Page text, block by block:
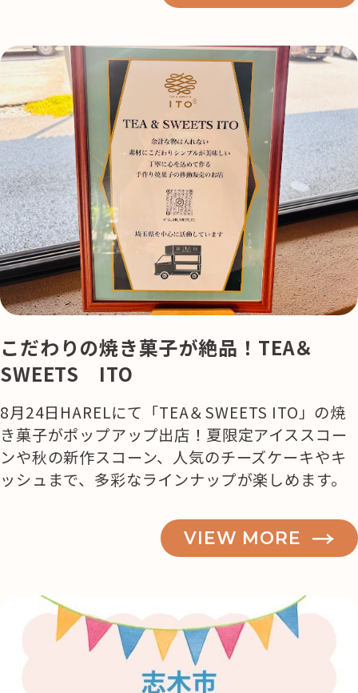
こだわりの焼き菓子が絶品！TEA＆
SWEETS ITO
8月24日HARELにて「TEA＆SWEETS ITO」の焼
き菓子がポップアップ出店！夏限定アイススコー
ンや秋の新作スコーン、人気のチーズケーキやキ
ッシュまで、多彩なラインナップが楽しめます。
VIEW MORE